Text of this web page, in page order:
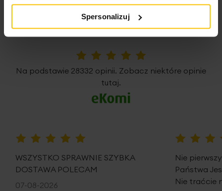
Spersonalizuj
Opinie potwierdzone zakupem
Na podstawie 28332 opinii. Zobacz niektóre opinie
tutaj.
WSZYSTKO SPRAWNIE SZYBKA
DOSTAWA POLECAM
07-08-2026
Nie
Państwa
Nie traćcie